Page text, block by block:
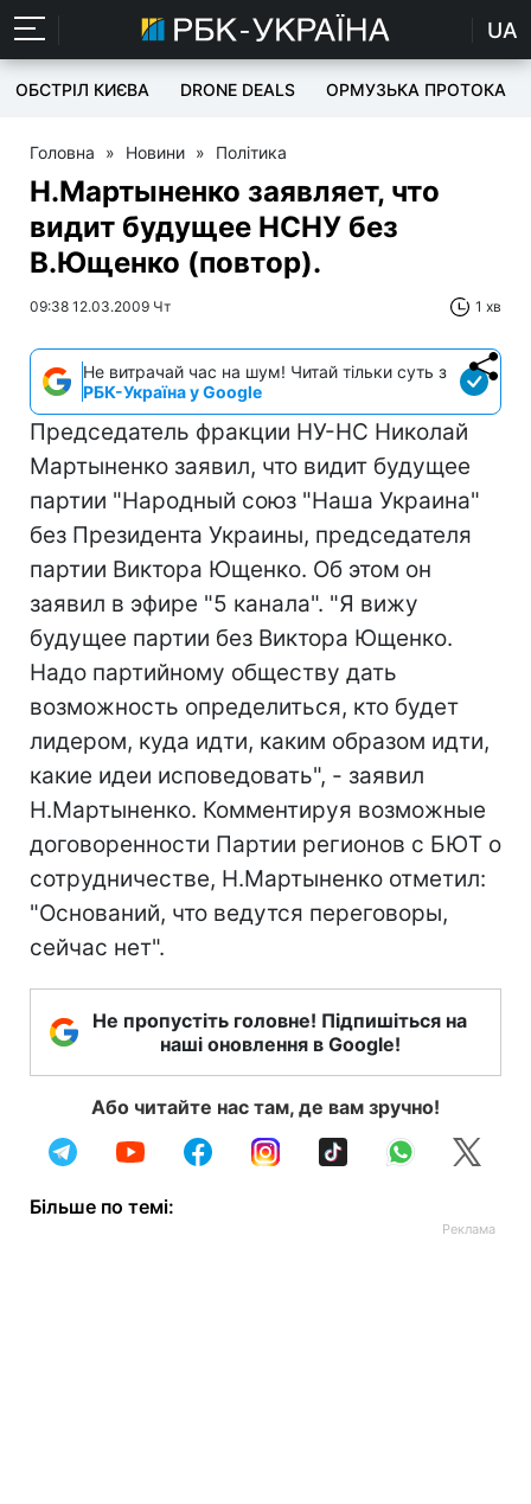
UA
ОБСТРІЛ КИЄВА DRONE DEALS ОРМУЗЬКА ПРОТОКА
Головна » Новини » Політика
Н.Мартыненко заявляет, что
видит будущее НСНУ без
В.Ющенко (повтор).
09:38 12.03.2009 Чт 1 хв
Не витрачай час на шум! Читай тільки суть з
РБК-Україна у Google
Председатель фракции НУ-НС Николай
Мартыненко заявил, что видит будущее
партии "Народный союз "Наша Украина"
без Президента Украины, председателя
партии Виктора Ющенко. Об этом он
заявил в эфире "5 канала". "Я вижу
будущее партии без Виктора Ющенко.
Надо партийному обществу дать
возможность определиться, кто будет
лидером, куда идти, каким образом идти,
какие идеи исповедовать", - заявил
Н.Мартыненко. Комментируя возможные
договоренности Партии регионов с БЮТ о
сотрудничестве, Н.Мартыненко отметил:
"Оснований, что ведутся переговоры,
сейчас нет".
Не пропустіть головне! Підпишіться на
наші оновлення в Google!
Або читайте нас там, де вам зручно!
Більше по темі: